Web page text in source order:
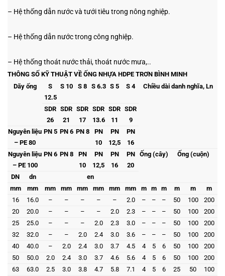
– Hệ thống dẫn nước và tưới tiêu trong nông nghiệp.
– Hệ thống dẫn nước trong công nghiệp.
– Hệ thống thoát nước thải, thoát nước mưa,..
THÔNG SỐ KỸ THUẬT VỀ ỐNG NHỰA HDPE TRƠN BÌNH MINH
Dãy ống
S
12.5
S 10 S 8 S 6.3 S 5 S 4 Chiều dài danh nghĩa, Ln
SDR
26
SDR
21
SDR
17
SDR
13.6
SDR
11
SDR
9
Nguyên liệu
– PE 80
PN 5 PN 6 PN 8
PN
10
PN
12,5
PN
16
Nguyên liệu
– PE 100
PN 6 PN 8
PN
10
PN
12,5
PN
16
PN
20
Ống (cây) Ống (cuộn)
DN dn
en
mm
mm mm mm mm mm mm mm m m m m m
m
16
16.0 – – – – – 2.0 – – – 50 100
200
20
20.0 – – – – 2.0 2.3 – – – 50 100
200
25
25.0 – – – 2.0 2.3 3.0 – – – 50 100
200
32
32.0 – – 2.0 2.4 3.0 3.6 – – – 50 100
200
40
40.0 – 2.0 2.4 3.0 3.7 4.5 4 5 6 50 100
200
50
50.0 2.0 2.4 3.0 3.7 4.6 5.6 4 5 6 50 100
200
63
63.0 2.5 3.0 3.8 4.7 5.8 7.1 4 5 6 25 50
100